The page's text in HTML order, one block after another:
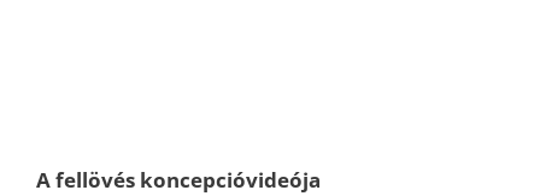
A fellövés koncepcióvideója